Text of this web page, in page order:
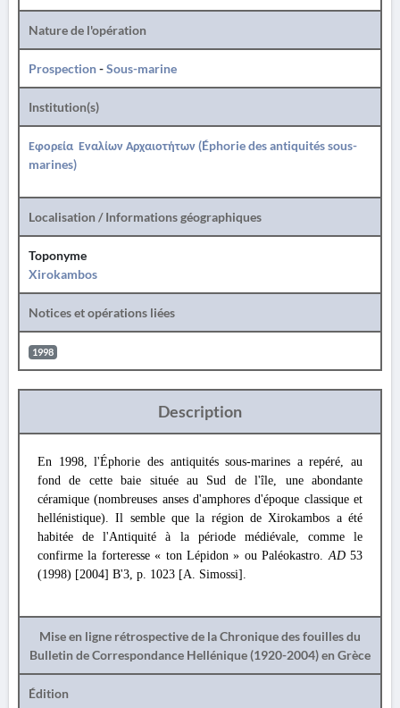
Nature de l'opération
Prospection-Sous-marine
Institution(s)
Εφορεία Εναλίων Αρχαιοτήτων (Éphorie des antiquités sous-
marines)
Localisation / Informations géographiques
Toponyme
Xirokambos
Notices et opérations liées
1998
Description
En 1998, l'Éphorie des antiquités sous-marines a repéré, au
fond de cette baie située au Sud de l'île, une abondante
céramique (nombreuses anses d'amphores d'époque classique et
hellénistique). Il semble que la région de Xirokambos a été
habitée de l'Antiquité à la période médiévale, comme le
confirme la forteresse « ton Lépidon » ou Paléokastro.AD53
(1998) [2004] B'3, p. 1023 [A. Simossi].
Mise en ligne rétrospective de la Chronique des fouilles du
Bulletin de Correspondance Hellénique (1920-2004) en Grèce
Édition